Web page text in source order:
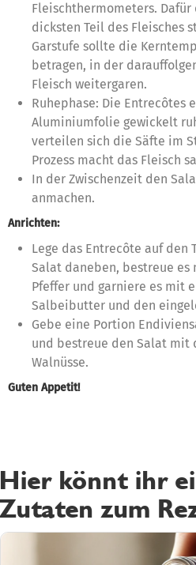
Fleischthermometers.
dicksten Teil des Fleisches
Garstufe sollte die
betragen, in der
Fleisch weitergaren.
Ruhephase: Die Entrecôtes
Aluminiumfolie gewickelt
verteilen sich die Säfte im
Prozess macht das Fleisch
In der Zwischenzeit den
anmachen.
Anrichten:
Lege das Entrecôte auf den
Salat daneben, bestreue es
Pfeffer und garniere es mit
Salbeibutter und den
Gebe eine Portion
und bestreue den Salat mit
Walnüsse.
Guten Appetit!
Hier könnt ihr
Zutaten zum